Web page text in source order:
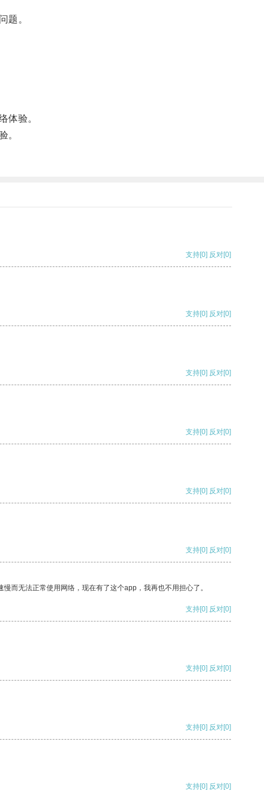
题。
体验。
。
支持[0] 反对[0]
支持[0] 反对[0]
支持[0] 反对[0]
支持[0] 反对[0]
支持[0] 反对[0]
支持[0] 反对[0]
而无法正常使用网络，现在有了这个app，我再也不用担心了。
支持[0] 反对[0]
支持[0] 反对[0]
支持[0] 反对[0]
支持[0] 反对[0]